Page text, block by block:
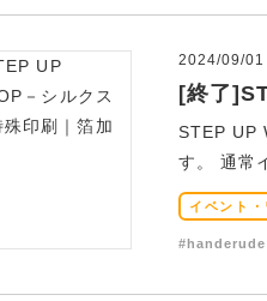
2024/09/01
[終了
STEP UP
す。 通常
イベント
#handerude